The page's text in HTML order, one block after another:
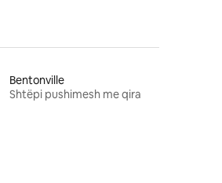
Bentonville
Shtëpi pushimesh me qira